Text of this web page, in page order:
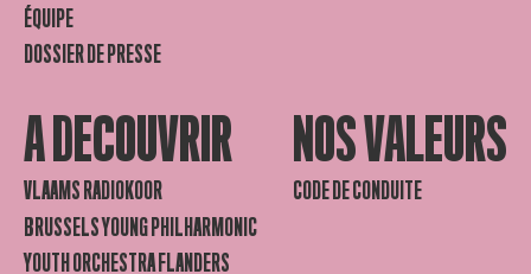
ÉQUIPE
DOSSIER DE PRESSE
A DECOUVRIR
VLAAMS RADIOKOOR
BRUSSELS YOUNG PHILHARMONIC
YOUTH ORCHESTRA FLANDERS
NOS VALEURS
CODE DE CONDUITE